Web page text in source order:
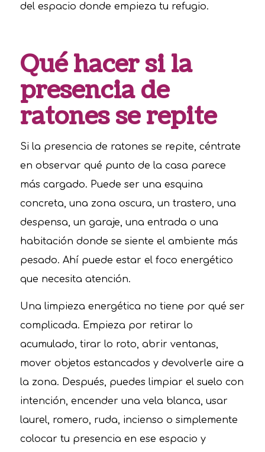
del espacio donde empieza tu refugio.
Qué hacer si la
presencia de
ratones se repite
Si la presencia de ratones se repite, céntrate
en observar qué punto de la casa parece
más cargado. Puede ser una esquina
concreta, una zona oscura, un trastero, una
despensa, un garaje, una entrada o una
habitación donde se siente el ambiente más
pesado. Ahí puede estar el foco energético
que necesita atención.
Una limpieza energética no tiene por qué ser
complicada. Empieza por retirar lo
acumulado, tirar lo roto, abrir ventanas,
mover objetos estancados y devolverle aire a
la zona. Después, puedes limpiar el suelo con
intención, encender una vela blanca, usar
laurel, romero, ruda, incienso o simplemente
colocar tu presencia en ese espacio y